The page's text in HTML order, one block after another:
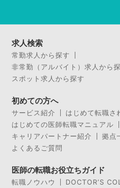
求人検索
常勤求人から探す
非常勤（アルバイト）求人から
スポット求人から探す
初めての方へ
サービス紹介
はじめて転職さ
はじめての医師転職マニュアル
キャリアパートナー紹介
拠点
よくあるご質問
医師の転職お役立ちガイド
転職ノウハウ
DOCTOR’S